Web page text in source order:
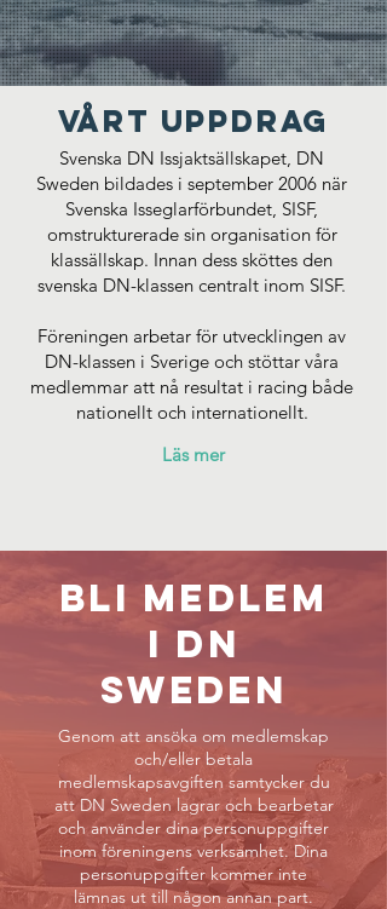
Vårt uppdrag
Svenska DN Issjaktsällskapet, DN
Sweden bildades i september 2006 när
Svenska Isseglarförbundet, SISF,
omstrukturerade sin organisation för
klassällskap. Innan dess sköttes den
svenska DN-klassen centralt inom SISF.
Föreningen arbetar för utvecklingen av
DN-klassen i Sverige och stöttar våra
medlemmar att nå resultat i racing både
nationellt och internationellt.
Läs mer
BLI MedleM
i DN
Sweden
Genom att ansöka om medlemskap
och/eller betala
medlemskapsavgiften samtycker du
att DN Sweden lagrar och bearbetar
och använder dina personuppgifter
inom föreningens verksamhet. Dina
personuppgifter kommer inte
lämnas ut till någon annan part.